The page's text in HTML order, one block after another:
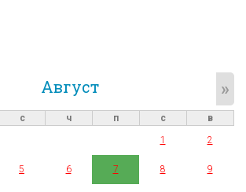
Август »
с ч п с
в
1
2
5 6 7 8 9